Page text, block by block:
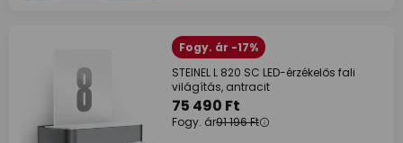
Fogy. ár -17%
STEINEL L 820 SC LED-érzékelős fali
világítás, antracit
75 490 Ft
Fogy. ár91 196 Ft